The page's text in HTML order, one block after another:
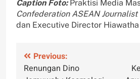
Caption Foto:Praktisi Media
Confederation ASEAN Journalist
dan Executive Director
Navigasi
Previous:
Renungan Dino